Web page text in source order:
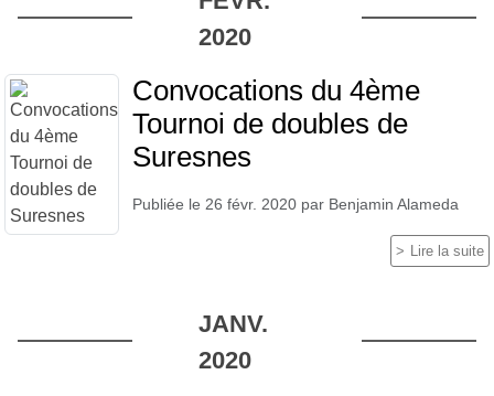
2020
Convocations du 4ème
Tournoi de doubles de
Suresnes
Publiée le 26 févr. 2020 par Benjamin Alameda
Lire la suite
JANV.
2020